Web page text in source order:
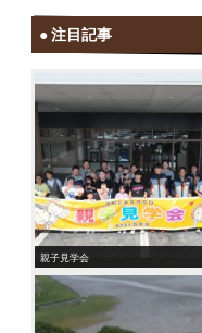
注目記事
親子見学会